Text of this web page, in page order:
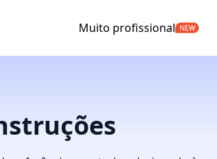
Muito profissional